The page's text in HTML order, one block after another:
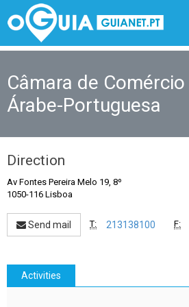
Câmara de
Árabe-Portuguesa
Direction
Av Fontes Pereira Melo 19, 8º
1050-116 Lisboa
Send mail T: 213138100 F:
Activities